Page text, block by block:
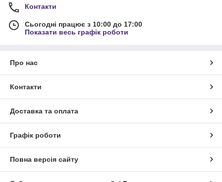
Контакти
Сьогодні працює з 10:00 до 17:00
Показати весь графік роботи
Про нас
Контакти
Доставка та оплата
Графік роботи
Повна версія сайту